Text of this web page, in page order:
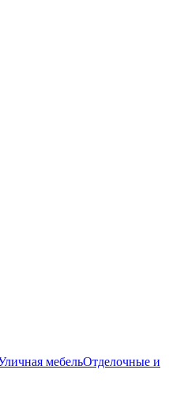
мебельОтделочные и